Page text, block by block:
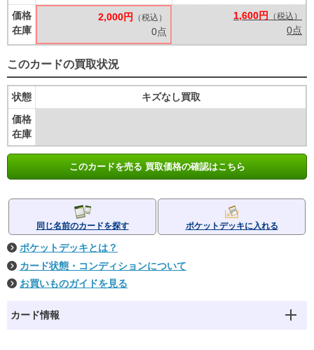
価格
在庫
2,000円 （税込）
0点
1,600円
（税込）
0点
このカードの買取状況
状態
価格
在庫
キズなし買取
このカードを売る 買取価格の確認はこちら
同じ名前のカードを探す ポケットデッキに入れる
ポケットデッキとは？
カード状態・コンディションについて
お買いものガイドを見る
カード情報